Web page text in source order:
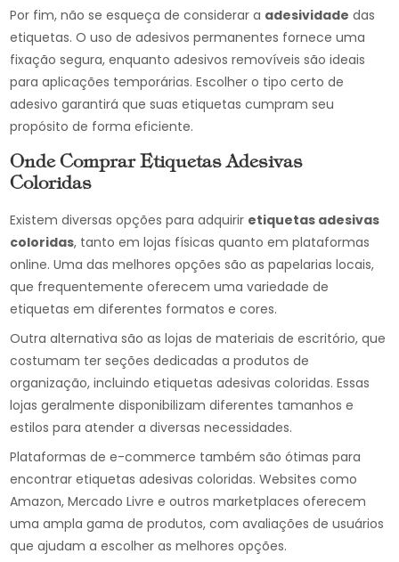
Por fim, não se esqueça de considerar a adesividade das
etiquetas. O uso de adesivos permanentes fornece uma
fixação segura, enquanto adesivos removíveis são ideais
para aplicações temporárias. Escolher o tipo certo de
adesivo garantirá que suas etiquetas cumpram seu
propósito de forma eficiente.
Onde Comprar Etiquetas Adesivas
Coloridas
Existem diversas opções para adquirir etiquetas adesivas
coloridas, tanto em lojas físicas quanto em plataformas
online. Uma das melhores opções são as papelarias locais,
que frequentemente oferecem uma variedade de
etiquetas em diferentes formatos e cores.
Outra alternativa são as lojas de materiais de escritório, que
costumam ter seções dedicadas a produtos de
organização, incluindo etiquetas adesivas coloridas. Essas
lojas geralmente disponibilizam diferentes tamanhos e
estilos para atender a diversas necessidades.
Plataformas de e-commerce também são ótimas para
encontrar etiquetas adesivas coloridas. Websites como
Amazon, Mercado Livre e outros marketplaces oferecem
uma ampla gama de produtos, com avaliações de usuários
que ajudam a escolher as melhores opções.